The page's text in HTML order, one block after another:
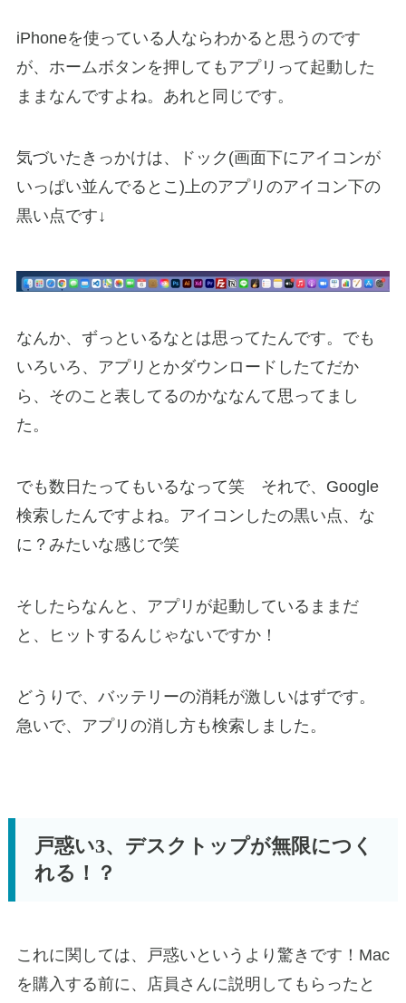
iPhoneを使っている人ならわかると思うのです
が、ホームボタンを押してもアプリって起動した
ままなんですよね。あれと同じです。
気づいたきっかけは、ドック(画面下にアイコンが
いっぱい並んでるとこ)上のアプリのアイコン下の
黒い点です↓
なんか、ずっといるなとは思ってたんです。でも
いろいろ、アプリとかダウンロードしたてだか
ら、そのこと表してるのかななんて思ってまし
た。
でも数日たってもいるなって笑 それで、Google
検索したんですよね。アイコンしたの黒い点、な
に？みたいな感じで笑
そしたらなんと、アプリが起動しているままだ
と、ヒットするんじゃないですか！
どうりで、バッテリーの消耗が激しいはずです。
急いで、アプリの消し方も検索しました。
戸惑い3、デスクトップが無限につく
れる！？
これに関しては、戸惑いというより驚きです！Mac
を購入する前に、店員さんに説明してもらったと